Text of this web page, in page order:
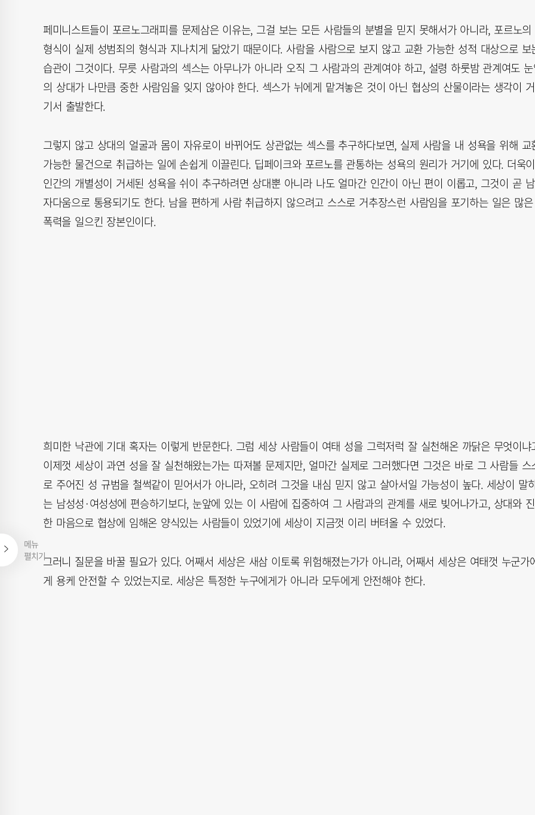
메뉴
펼치기
페미니스트들이 포르노그래피를 문제삼은 이유는, 그걸 보는 모든 사람들의 분별을 믿지 못해서가 아니라, 포르노의
형식이 실제 성범죄의 형식과 지나치게 닮았기 때문이다. 사람을 사람으로 보지 않고 교환 가능한 성적 대상으로 보
습관이 그것이다. 무릇 사람과의 섹스는 아무나가 아니라 오직 그 사람과의 관계여야 하고, 설령 하룻밤 관계여도
의 상대가 나만큼 중한 사람임을 잊지 않아야 한다. 섹스가 뉘에게 맡겨놓은 것이 아닌 협상의 산물이라는 생각이 거
기서 출발한다.
그렇지 않고 상대의 얼굴과 몸이 자유로이 바뀌어도 상관없는 섹스를 추구하다보면, 실제 사람을 내 성욕을 위해 교
가능한 물건으로 취급하는 일에 손쉽게 이끌린다. 딥페이크와 포르노를 관통하는 성욕의 원리가 거기에 있다. 더욱이
인간의 개별성이 거세된 성욕을 쉬이 추구하려면 상대뿐 아니라 나도 얼마간 인간이 아닌 편이 이롭고, 그것이 곧 남
자다움으로 통용되기도 한다. 남을 편하게 사람 취급하지 않으려고 스스로 거추장스런 사람임을 포기하는 일은 많은
폭력을 일으킨 장본인이다.
희미한 낙관에 기대 혹자는 이렇게 반문한다. 그럼 세상 사람들이 여태 성을 그럭저럭 잘 실천해온 까닭은 무엇이냐
이제껏 세상이 과연 성을 잘 실천해왔는가는 따져볼 문제지만, 얼마간 실제로 그러했다면 그것은 바로 그 사람들 스
로 주어진 성 규범을 철썩같이 믿어서가 아니라, 오히려 그것을 내심 믿지 않고 살아서일 가능성이 높다. 세상이 말
는 남성성·여성성에 편승하기보다, 눈앞에 있는 이 사람에 집중하여 그 사람과의 관계를 새로 빚어나가고, 상대와
한 마음으로 협상에 임해온 양식있는 사람들이 있었기에 세상이 지금껏 이리 버텨올 수 있었다.
그러니 질문을 바꿀 필요가 있다. 어째서 세상은 새삼 이토록 위험해졌는가가 아니라, 어째서 세상은 여태껏 누군가
게 용케 안전할 수 있었는지로. 세상은 특정한 누구에게가 아니라 모두에게 안전해야 한다.